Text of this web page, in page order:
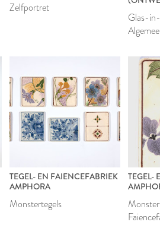
Zelfportret
Glas-
TEGEL- EN FAIENCEFABRIEK
AMPHORA
Monstertegels
TEGEL-